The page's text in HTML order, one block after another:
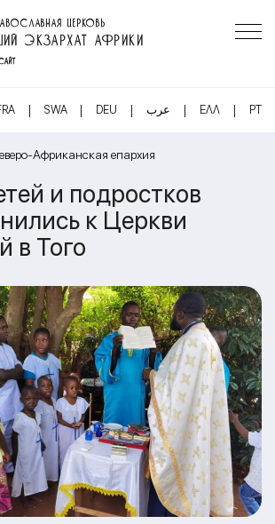
ЦЕРКОВЬ
ЭКЗАРХАТ АФРИКИ
| SWA | DEU | عرب | ΕΛΛ | PT
Африканская епархия
и подростков
к Церкви
в Того